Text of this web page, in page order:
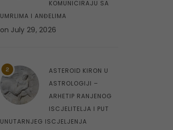
KOMUNICIRAJU SA
UMRLIMA I ANĐELIMA
on July 29, 2026
2
ASTEROID KIRON U
ASTROLOGIJI –
ARHETIP RANJENOG
ISCJELITELJA I PUT
UNUTARNJEG ISCJELJENJA